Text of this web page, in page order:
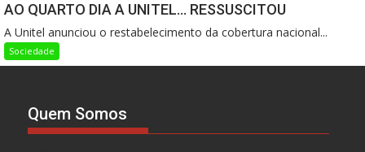
AO QUARTO DIA A UNITEL… RESSUSCITOU
A Unitel anunciou o restabelecimento da cobertura nacional...
Sociedade
Quem Somos